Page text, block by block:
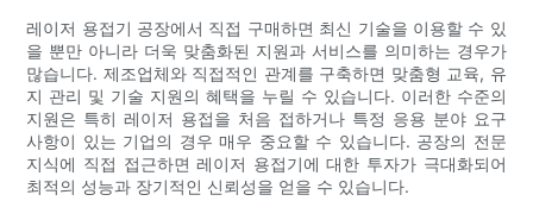
레이저 용접기 공장에서 직접 구매하면 최신 기술을 이용할 수 있
을 뿐만 아니라 더욱 맞춤화된 지원과 서비스를 의미하는 경우가
많습니다. 제조업체와 직접적인 관계를 구축하면 맞춤형 교육, 유
지 관리 및 기술 지원의 혜택을 누릴 수 있습니다. 이러한 수준의
지원은 특히 레이저 용접을 처음 접하거나 특정 응용 분야 요구
사항이 있는 기업의 경우 매우 중요할 수 있습니다. 공장의 전문
지식에 직접 접근하면 레이저 용접기에 대한 투자가 극대화되어
최적의 성능과 장기적인 신뢰성을 얻을 수 있습니다.